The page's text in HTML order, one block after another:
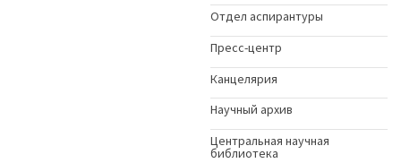
Отдел аспирантуры
Пресс-центр
Канцелярия
Научный архив
Центральная научная
библиотека